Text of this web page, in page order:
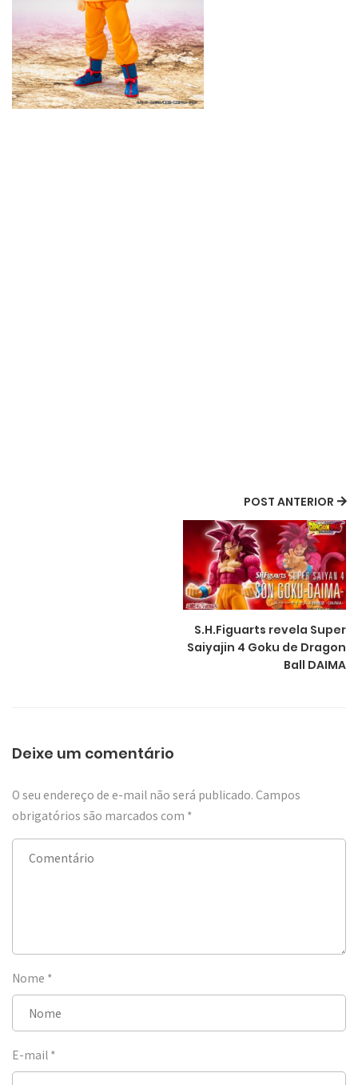
POST ANTERIOR
S.H.Figuarts revela Super
Saiyajin 4 Goku de Dragon
Ball DAIMA
Deixe um comentário
O seu endereço de e-mail não será publicado. Campos
obrigatórios são marcados com *
Nome *
E-mail *